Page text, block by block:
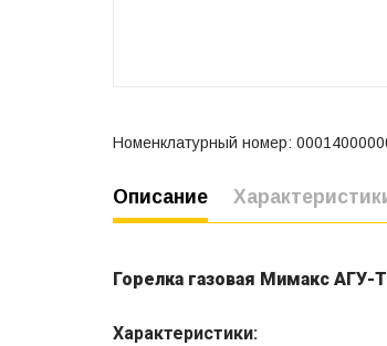
Номенклатурный номер:
Описание
Горелка газовая Мимакс
Характеристики: